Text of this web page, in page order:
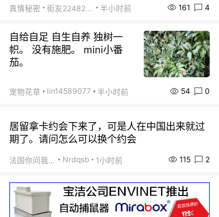
真情秘密 街友22482465 半小时前 161 4
自给自足 自生自养 独树一
帜。 没有施肥。 mini小番
茄。
宠物花草 lin14589077 半小时前 54 0
居留拿卡约会下来了，可是人在中国出来就过
期了。请问怎么可以换个约会
法国你问我答 Nrdqsb 1小时前 115 2